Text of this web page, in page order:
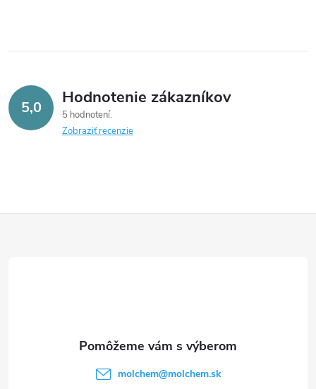
5,0 Hodnotenie zákazníkov
5 hodnotení
Zobraziť recenzie
molchem@molchem.sk